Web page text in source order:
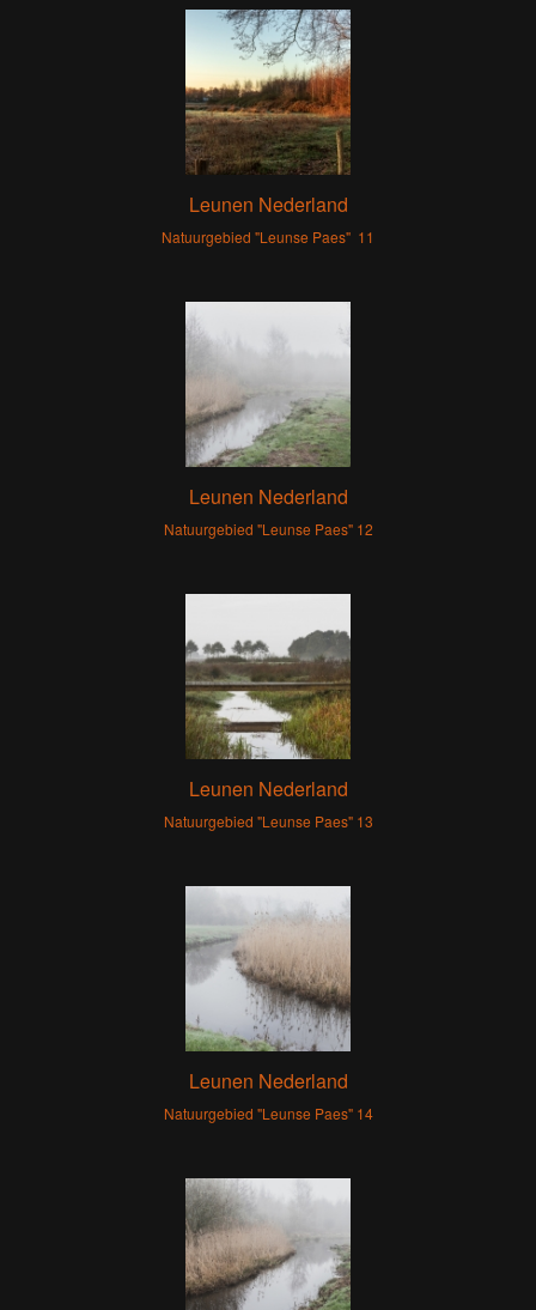
Leunen Nederland
Natuurgebied "Leunse Paes" 11
Leunen Nederland
Natuurgebied "Leunse Paes" 12
Leunen Nederland
Natuurgebied "Leunse Paes" 13
Leunen Nederland
Natuurgebied "Leunse Paes" 14